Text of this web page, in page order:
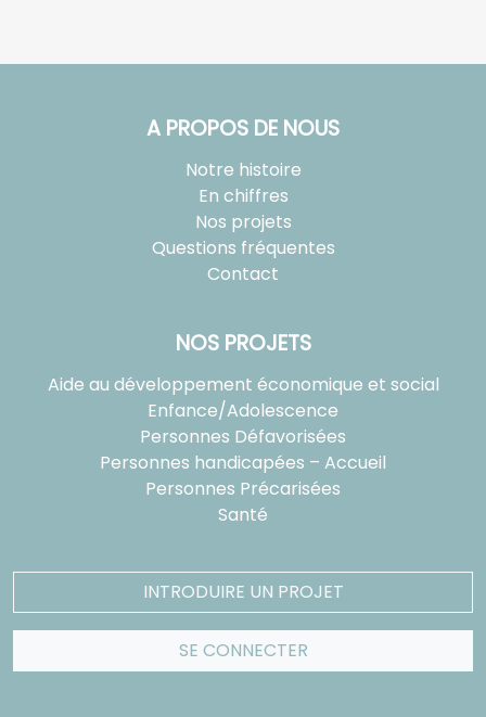
A PROPOS DE NOUS
Notre histoire
En chiffres
Nos projets
Questions fréquentes
Contact
NOS PROJETS
Aide au développement économique et social
Enfance/Adolescence
Personnes Défavorisées
Personnes handicapées – Accueil
Personnes Précarisées
Santé
INTRODUIRE UN PROJET
SE CONNECTER